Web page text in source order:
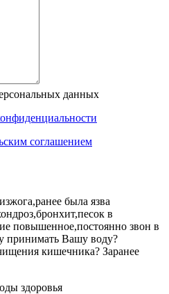
данных
соглашением
была язва
в
повышенное,постоянно звон в
принимать Вашу воду?
кишечника? Заранее
здоровья